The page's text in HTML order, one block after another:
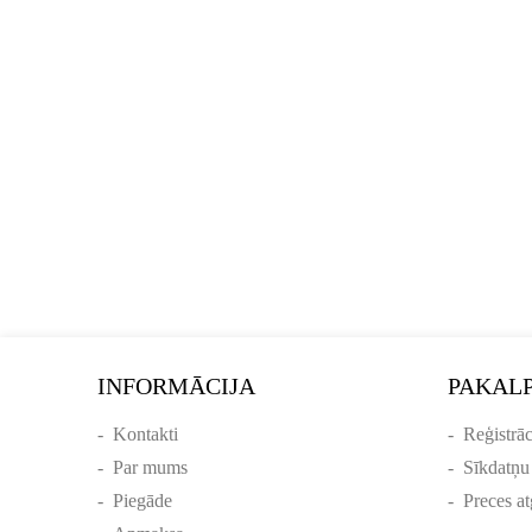
INFORMĀCIJA
- Kontakti
- Par mums
- Piegāde
-
-
- Preces